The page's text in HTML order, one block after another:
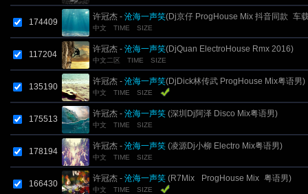
174409
许冠杰 - 沧海一声笑(Dj京仔 ProgHouse Mix 抖音同款_车
粤语
中文 TIME SIZE
117204
许冠杰 - 沧海一声笑(DjQuan ElectroHouse Rmx 2016)
中文二区 TIME SIZE
135190
许冠杰 - 沧海一声笑(DjDick林传武 ProgHouse Mix粤语男)
中文 TIME SIZE
175513
许冠杰 - 沧海一声笑 (深圳Dj阿泽 Disco Mix粤语男)
中文 TIME SIZE
178194
许冠杰 - 沧海一声笑 (凌源Dj小柳 Electro Mix粤语男)
中文 TIME SIZE
166430
许冠杰 - 沧海一声笑 (R7Mix_ ProgHouse Mix_粤语男)
中文 TIME SIZE